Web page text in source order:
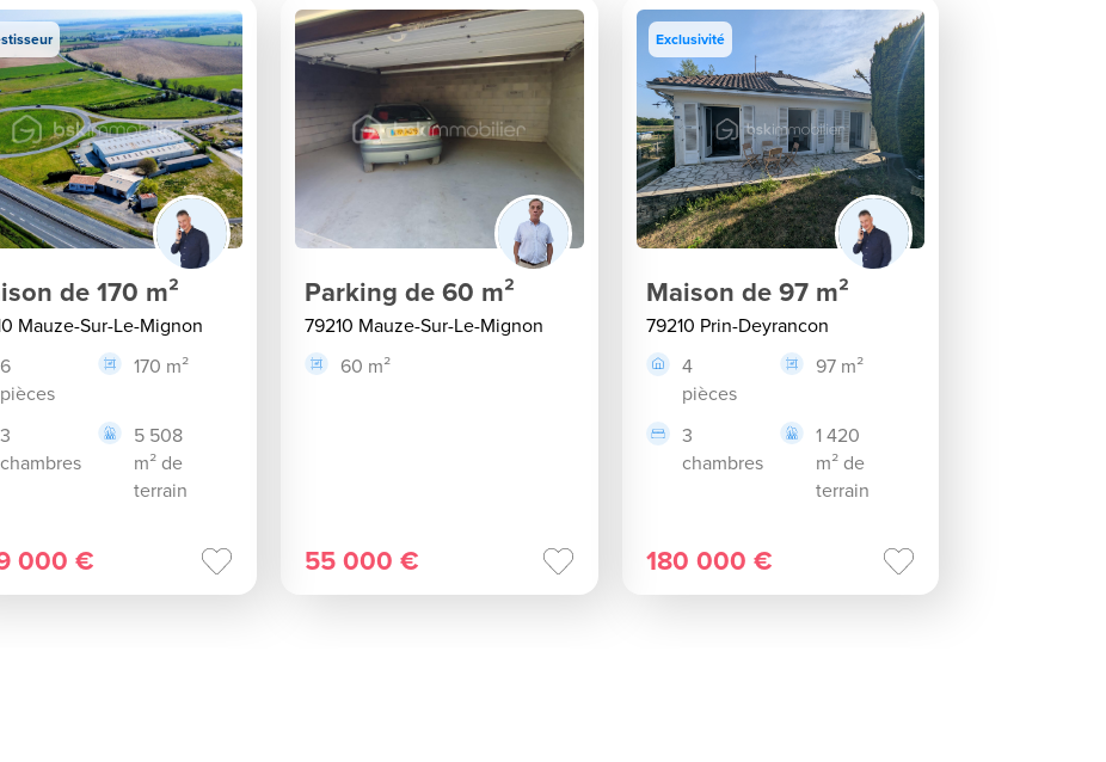
de 170 m²
Mauze-Sur-Le-Mignon
6
pièces
170 m²
3
chambres
5 508
m² de
terrain
000 €
Parking de 60 m²
79210 Mauze-Sur-Le-Mignon
60 m²
55 000 €
Exclusivité
Maison de 97 m²
79210 Prin-Deyrancon
4
pièces
97 m²
3
chambres
1 420
m² de
terrain
180 000 €